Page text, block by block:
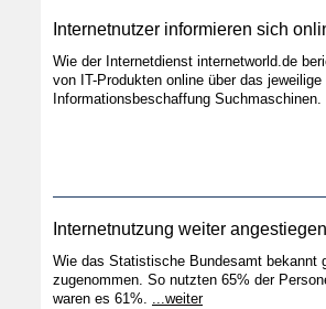
Internetnutzer informieren sich
Wie der Internetdienst internetworld.de
von IT-Produkten online über das
Informationsbeschaffung
Internetnutzung weiter angestiegen
Wie das Statistische Bundesamt bekannt
zugenommen. So nutzten 65% der
waren es 61%. ...weiter